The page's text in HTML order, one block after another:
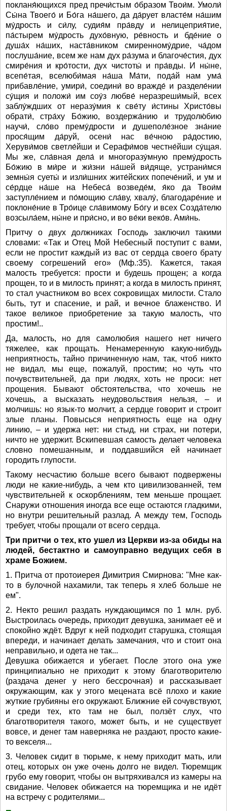
покланя́ющихся пред пречи́стым о́бразом Твои́м. Умоли́
Сы́на Твоего́ и Бо́га на́шего, да да́рует власте́м на́шим
му́дрость и си́лу, судия́м пра́вду и нелицеприя́тие,
па́стырем му́дрость духо́вную, ре́вность и бде́ние о
душа́х на́ших, наста́вником смиренному́дрие, ча́дом
послуша́ние, всем же нам дух ра́зума и благоче́стия, дух
смире́ния и кро́тости, дух чистоты́ и пра́вды. И ны́не,
всепе́тая, вселюби́мая на́ша Ма́ти, пода́й нам ума́
прибавле́ние, умири́, соедини́ во вражде́ и разделе́нии
су́щия и положи́ им соу́з любве́ неразреши́мый, всех
заблу́ждших от неразу́мия к све́ту и́стины Христо́вы
обрати́, стра́ху Бо́жию, воздержа́нию и трудолю́бию
научи́, сло́во прему́дрости и душеполе́зное зна́ние
прося́щим да́руй, осени́ нас ве́чною ра́достию,
Херуви́мов светле́йши и Серафи́мов честне́йши су́щая.
Мы же, сла́вная дела́ и многоразу́мную прему́дрость
Бо́жию в ми́ре и жи́зни на́шей ви́дяще, устрани́мся
земны́я суеты́ и изли́шних жите́йских попече́ний, и ум и
се́рдце на́ше на Небеса́ возведе́м, я́ко да Твои́м
заступле́нием и по́мощию сла́ву, хвалу́, благодаре́ние и
поклоне́ние в Тро́ице сла́вимому Бо́гу и всех Созда́телю
возсыла́ем, ны́не и при́сно, и во ве́ки веко́в. Ами́нь.
Притчу о двух должниках Господь заключил такими
словами: «Так и Отец Мой Небесный поступит с вами,
если не простит каждый из вас от сердца своего брату
своему согрешений его» (Мф.:35). Кажется, такая
малость требуется: прости и будешь прощен; а когда
прощен, то и в милость принят; а когда в милость принят,
то стал участником во всех сокровищах милости. Стало
быть, тут и спасение, и рай, и вечное блаженство. И
такое великое приобретение за такую малость, что
простим!..
Да, малость, но для самолюбия нашего нет ничего
тяжелее, как прощать. Ненамеренную какую-нибудь
неприятность, тайно причиненную нам, так, чтоб никто
не видал, мы еще, пожалуй, простим; но чуть что
почувствительней, да при людях, хоть не проси: нет
прощения. Бывают обстоятельства, что хочешь не
хочешь, а высказать неудовольствия нельзя, – и
молчишь: но язык-то молчит, а сердце говорит и строит
злые планы. Повысься неприятность еще на одну
линию, – и удержа нет: ни стыд, ни страх, ни потери,
ничто не удержит. Вскипевшая самость делает человека
словно помешанным, и поддавшийся ей начинает
городить глупости.
Такому несчастию больше всего бывают подвержены
люди не какие-нибудь, а чем кто цивилизованней, тем
чувствительней к оскорблениям, тем меньше прощает.
Снаружи отношения иногда все еще остаются гладкими,
но внутри решительный разлад. А между тем, Господь
требует, чтобы прощали от всего сердца.
Три притчи о тех, кто ушел из Церкви из-за обиды на
людей, бестактно и самоуправно ведущих себя в
храме Божием.
1. Притча от протоиерея Димитрия Смирнова: "Мне как-
то в булочной нахамили, так теперь я хлеб больше не
ем".
2. Некто решил раздать нуждающимся по 1 млн. руб.
Выстроилась очередь, приходит девушка, занимает её и
спокойно ждёт. Вдруг к ней подходит старушка, стоящая
впереди, и начинает делать замечания, что и стоит она
неправильно, и одета не так...
Девушка обижается и убегает. После этого она уже
принципиально не приходит к этому благотворителю
(раздача денег у него бессрочная) и рассказывает
окружающим, как у этого мецената всё плохо и какие
жуткие грубияны его окружают. Ближние ей сочувствуют,
и среди тех, кто там не был, ползёт слух, что
благотворителя такого, может быть, и не существует
вовсе, и денег там наверняка не раздают, просто какие-
то векселя...
3. Человек сидит в тюрьме, к нему приходит мать, или
отец, которых он уже очень долго не видел. Тюремщик
грубо ему говорит, чтобы он вытряхивался из камеры на
свидание. Человек обижается на тюремщика и не идёт
на встречу с родителями...